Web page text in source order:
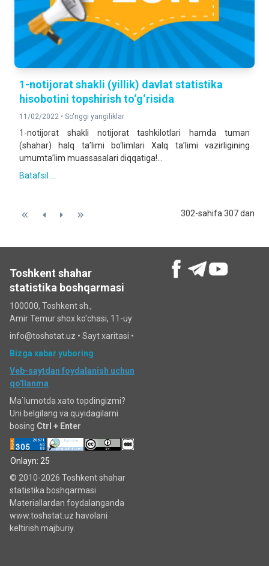
1-notijorat shakli (yillik) davlat statistika
hisobotini topshirish to‘g‘risida
11/02/2022 • So'nggi yangiliklar
1-notijorat shakli notijorat tashkilotlari hamda tuman
(shahar) halq taʼlimi bo‘limlari Xalq taʼlimi vazirligining
umumtaʼlim muassasalari diqqatiga!...
Batafsil ...
302-sahifa 307 dan
Toshkent shahar
statistika boshqarmasi
100000, Toshkent sh.,
Amir Temur shox ko'chasi, 11-uy
info@toshstat.uz • Sayt xaritasi •
Bizga xabar yuboring
Veb-saytdan foydalanish uchun
qo'llanma
Ma`lumotda xato topdingizmi?
Uni belgilang va quyidagilarni
bosing Ctrl + Enter
Onlayn: 25
© 2010-2026 Toshkent shahar
statistika boshqarmasi
Materiallardan foydalanganda
www.toshstat.uz havolani
keltirish majburiy.